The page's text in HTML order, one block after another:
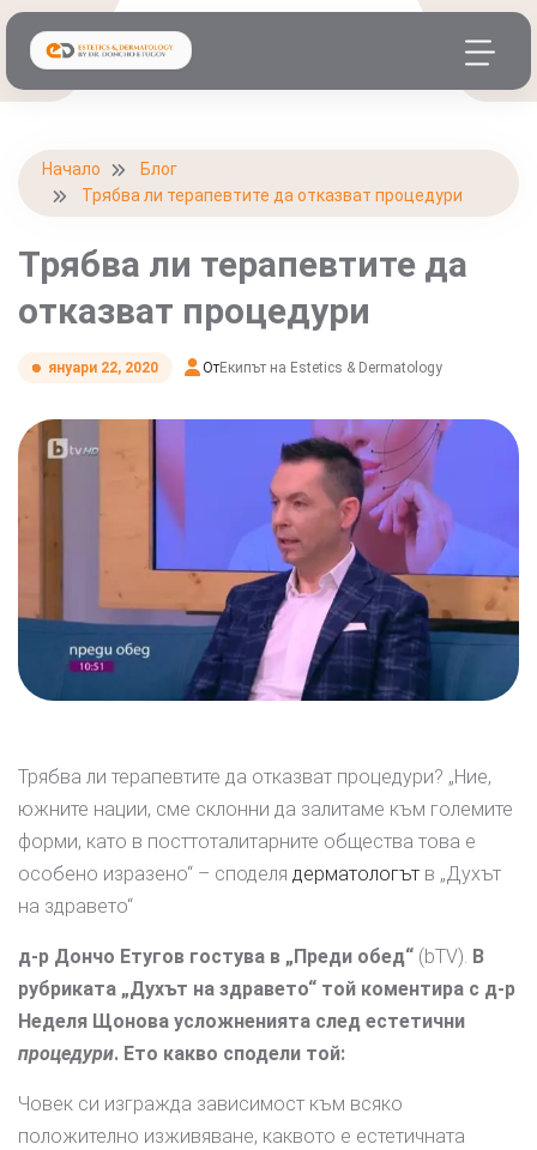
Начало
Блог
Трябва ли терапевтите да отказват процедури
Трябва ли терапевтите да
отказват процедури
януари 22, 2020 ОтЕкипът на Estetics & Dermatology
Трябва ли терапевтите да отказват процедури? „Ние,
южните нации, сме склонни да залитаме към големите
форми, като в посттоталитарните общества това е
особено изразено“ – споделя дерматологът в „Духът
на здравето“
д-р Дончо Етугов гостува в „Преди обед“ (bTV). В
рубриката „Духът на здравето“ той коментира с д-р
Неделя Щонова усложненията след естетични
процедури. Ето какво сподели той:
Човек си изгражда зависимост към всяко
положително изживяване, каквото е естетичната